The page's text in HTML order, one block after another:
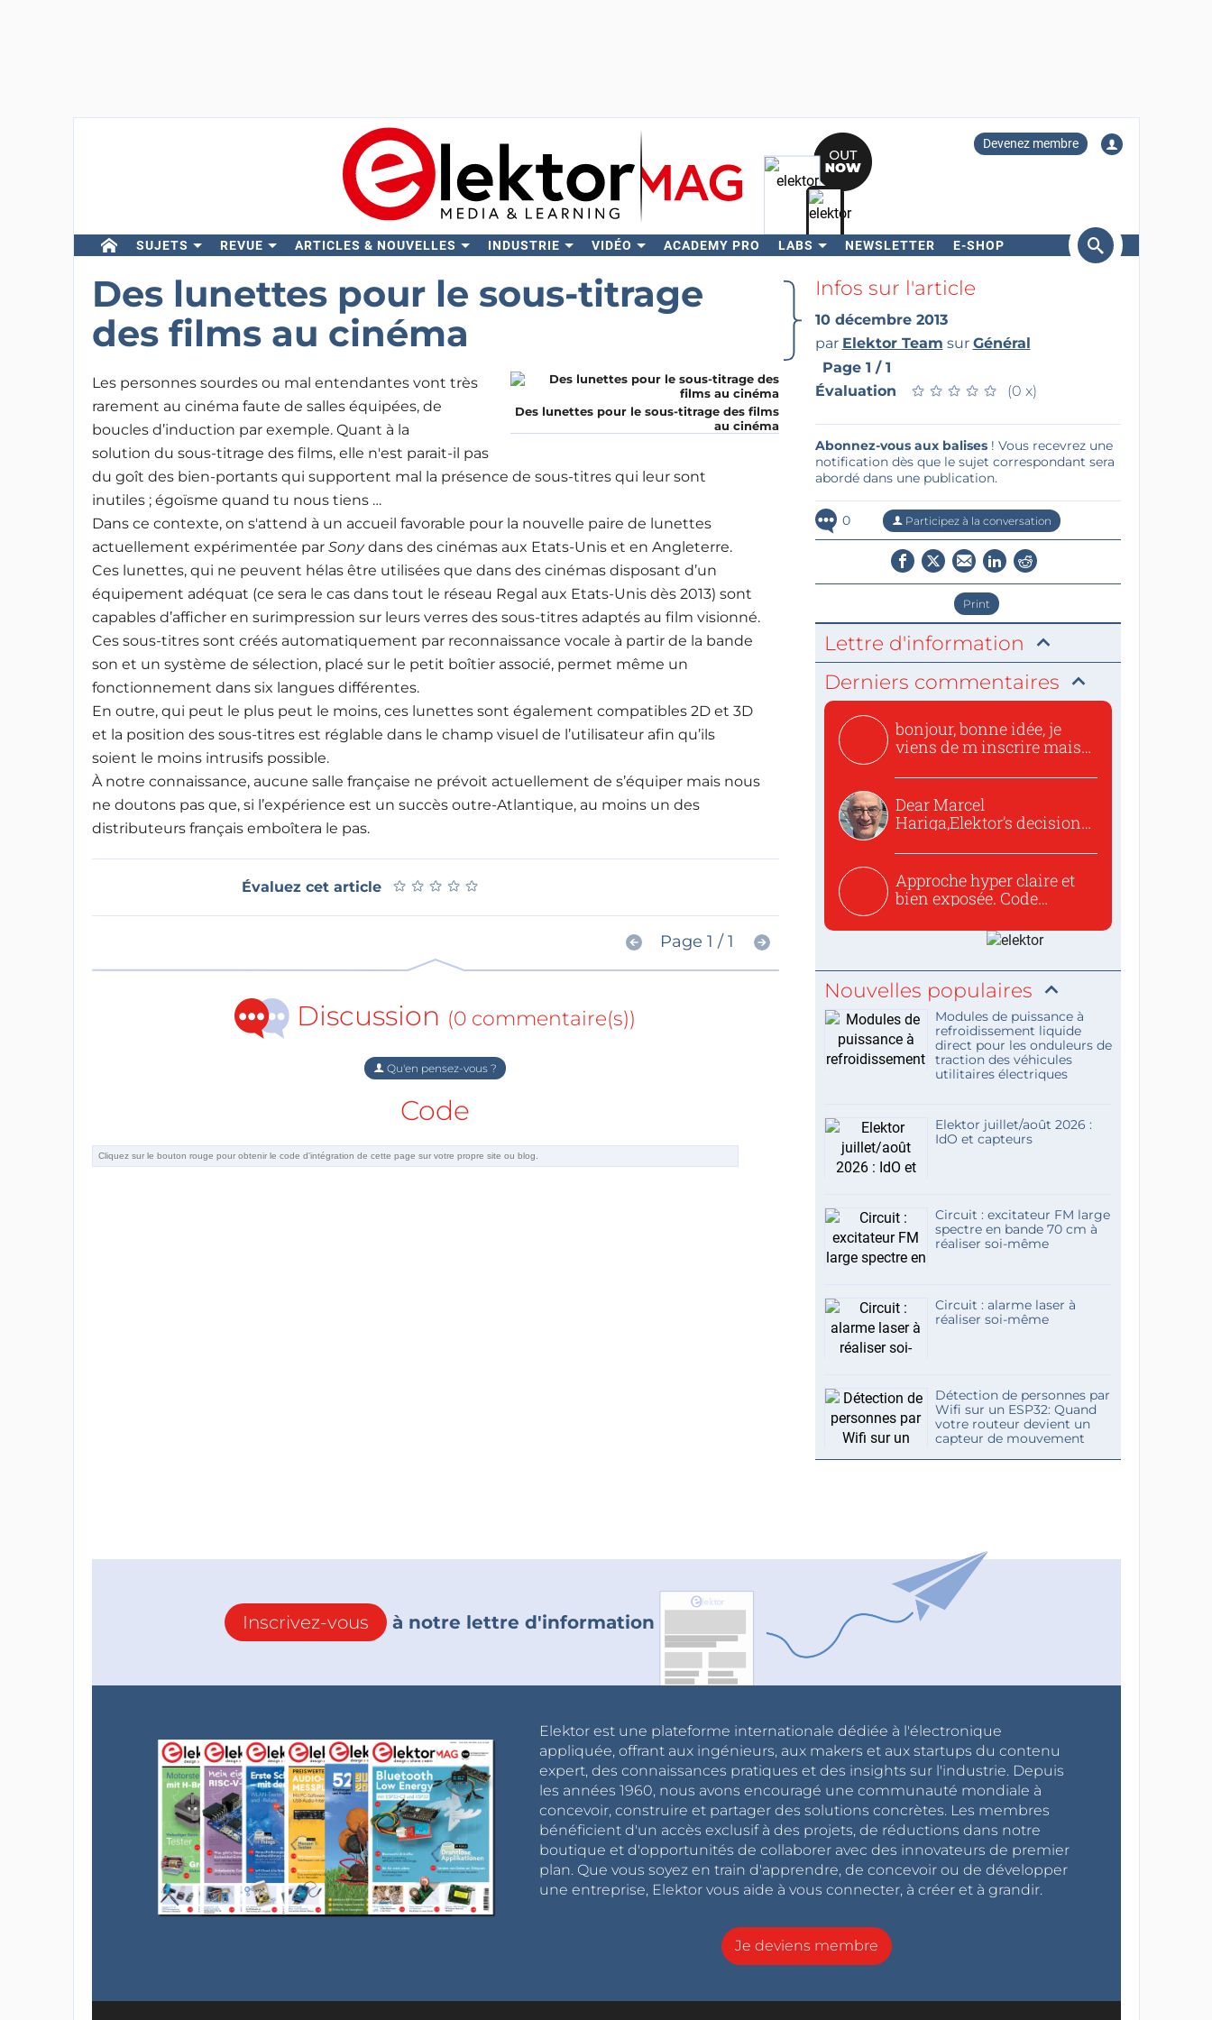
Devenez membre
SUJETS REVUE ARTICLES & NOUVELLES INDUSTRIE VIDÉO ACADEMY PRO LABS NEWSLETTER E-SHOP
Rechercher
Des lunettes pour le sous-titrage
des films au cinéma
Des lunettes pour le sous-titrage des films
au cinéma
Les personnes sourdes ou mal entendantes vont très
rarement au cinéma faute de salles équipées, de
boucles d’induction par exemple. Quant à la
solution du sous-titrage des films, elle n'est parait-il pas
du goît des bien-portants qui supportent mal la présence de sous-titres qui leur sont
inutiles ; égoïsme quand tu nous tiens …
Dans ce contexte, on s'attend à un accueil favorable pour la nouvelle paire de lunettes
actuellement expérimentée par Sonydans des cinémas aux Etats-Unis et en Angleterre.
Ces lunettes, qui ne peuvent hélas être utilisées que dans des cinémas disposant d’un
équipement adéquat (ce sera le cas dans tout le réseau Regal aux Etats-Unis dès 2013) sont
capables d’afficher en surimpression sur leurs verres des sous-titres adaptés au film visionné.
Ces sous-titres sont créés automatiquement par reconnaissance vocale à partir de la bande
son et un système de sélection, placé sur le petit boîtier associé, permet même un
fonctionnement dans six langues différentes.
En outre, qui peut le plus peut le moins, ces lunettes sont également compatibles 2D et 3D
et la position des sous-titres est réglable dans le champ visuel de l’utilisateur afin qu’ils
soient le moins intrusifs possible.
À notre connaissance, aucune salle française ne prévoit actuellement de s’équiper mais nous
ne doutons pas que, si l’expérience est un succès outre-Atlantique, au moins un des
distributeurs français emboîtera le pas.
Évaluez cet article ★ ★ ★ ★ ★
★ ★ ★ ★ ★
Page 1 / 1
Discussion (0 commentaire(s))
Qu'en pensez-vous ?
Code
Infos sur l'article
10 décembre 2013
par Elektor Team sur Général
Page 1 / 1
Évaluation
★ ★ ★ ★ ★
★ ★ ★ ★ ★ (0 x)
Abonnez-vous aux balises! Vous recevrez une
notification dès que le sujet correspondant sera
abordé dans une publication.
0 Participez à la conversation
Print
Lettre d'information
Derniers commentaires
bonjour, bonne idée, je
viens de m inscrire mais
Dear Marcel
Hariga,Elektor’s decision
Approche hyper claire et
bien exposée. Code
Nouvelles populaires
Modules de puissance à
refroidissement liquide
direct pour les onduleurs de
traction des véhicules
utilitaires électriques
Elektor juillet/août 2026 :
IdO et capteurs
Circuit : excitateur FM large
spectre en bande 70 cm à
réaliser soi-même
Circuit : alarme laser à
réaliser soi-même
Détection de personnes par
Wifi sur un ESP32: Quand
votre routeur devient un
capteur de mouvement
Inscrivez-vous à notre lettre d'information
Elektor est une plateforme internationale dédiée à l'électronique
appliquée, offrant aux ingénieurs, aux makers et aux startups du contenu
expert, des connaissances pratiques et des insights sur l'industrie. Depuis
les années 1960, nous avons encouragé une communauté mondiale à
concevoir, construire et partager des solutions concrètes. Les membres
bénéficient d'un accès exclusif à des projets, de réductions dans notre
boutique et d'opportunités de collaborer avec des innovateurs de premier
plan. Que vous soyez en train d'apprendre, de concevoir ou de développer
une entreprise, Elektor vous aide à vous connecter, à créer et à grandir.
Je deviens membre